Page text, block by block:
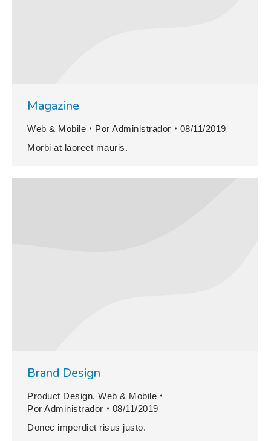
Magazine
Web & Mobile Por Administrador
08/11/2019
Morbi at laoreet mauris.
Brand Design
Product Design, Web & Mobile
Por Administrador
08/11/2019
Donec imperdiet risus justo.